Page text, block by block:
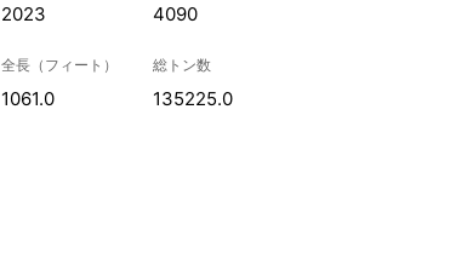
2023 4090
全長（フィート）
1061.0
総トン数
135225.0